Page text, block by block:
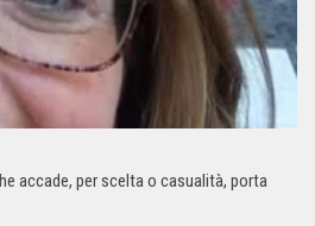
accade, per scelta o casualità, porta